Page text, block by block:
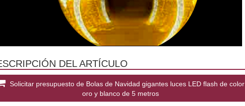
DEL ARTÍCULO
Solicitar presupuesto de Bolas de Navidad gigantes luces LED flash de color
oro y blanco de 5 metros